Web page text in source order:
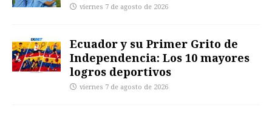
viernes 7 de agosto de 2026
Ecuador y su Primer Grito de
Independencia: Los 10 mayores
logros deportivos
viernes 7 de agosto de 2026